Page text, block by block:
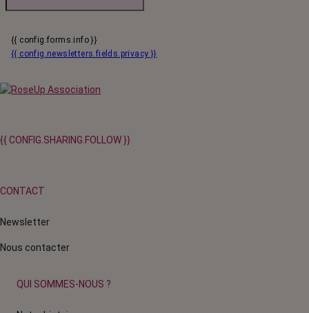
{{ config.forms.info }}
{{ config.newsletters.fields.privacy }}
{{ CONFIG.SHARING.FOLLOW }}
CONTACT
Newsletter
Nous contacter
QUI SOMMES-NOUS ?